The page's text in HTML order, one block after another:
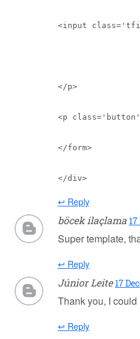
<input
</p>
<p
</form>
</div>
↩ Reply
böcek ilaçlama
Super template,
↩ Reply
Júnior Leite 17
Thank you, I could
↩ Reply